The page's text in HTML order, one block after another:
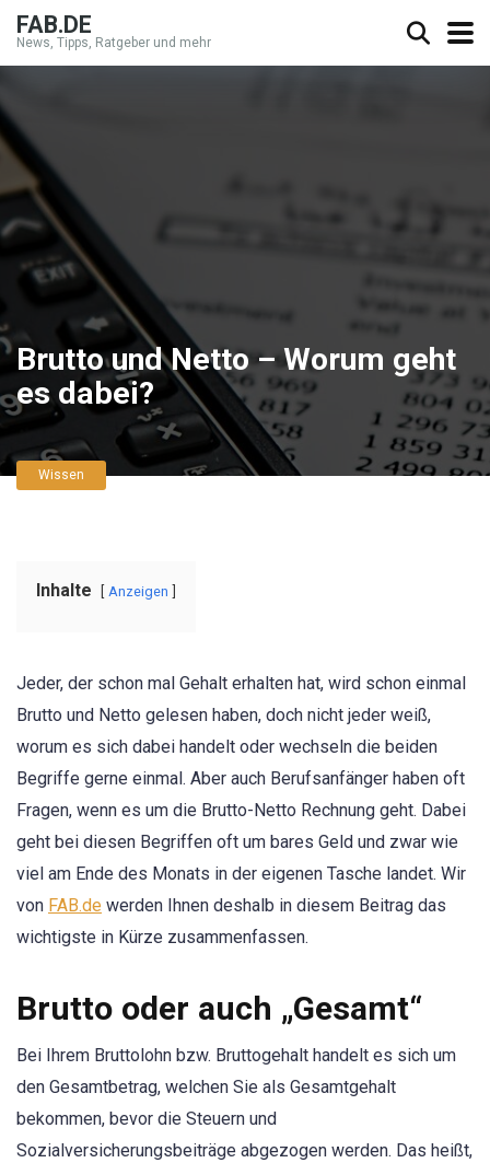
FAB.DE
News, Tipps, Ratgeber und mehr
Brutto und Netto – Worum geht
es dabei?
Wissen
Inhalte Anzeigen
Jeder, der schon mal Gehalt erhalten hat, wird schon einmal
Brutto und Netto gelesen haben, doch nicht jeder weiß,
worum es sich dabei handelt oder wechseln die beiden
Begriffe gerne einmal. Aber auch Berufsanfänger haben oft
Fragen, wenn es um die Brutto-Netto Rechnung geht. Dabei
geht bei diesen Begriffen oft um bares Geld und zwar wie
viel am Ende des Monats in der eigenen Tasche landet. Wir
von FAB.de werden Ihnen deshalb in diesem Beitrag das
wichtigste in Kürze zusammenfassen.
Brutto oder auch „Gesamt“
Bei Ihrem Bruttolohn bzw. Bruttogehalt handelt es sich um
den Gesamtbetrag, welchen Sie als Gesamtgehalt
bekommen, bevor die Steuern und
Sozialversicherungsbeiträge abgezogen werden. Das heißt,